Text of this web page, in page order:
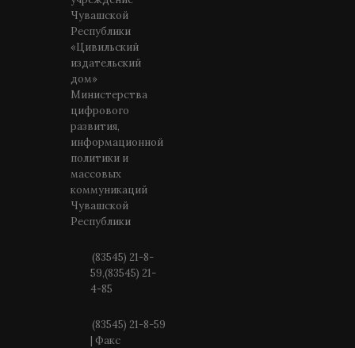
Чувашской
Республики
«Цивильский
издательский
дом»
Министерства
цифрового
развития,
информационной
политики и
массовых
коммуникаций
Чувашской
Республики
(83545) 21-8-
59,(83545) 21-
4-85
(83545) 21-8-59
| Факс